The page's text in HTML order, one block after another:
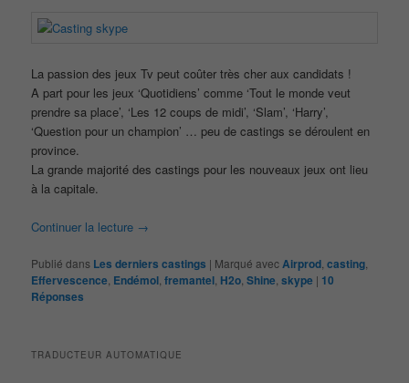
La passion des jeux Tv peut coûter très cher aux candidats !
A part pour les jeux ‘Quotidiens’ comme ‘Tout le monde veut
prendre sa place’, ‘Les 12 coups de midi’, ‘Slam’, ‘Harry’,
‘Question pour un champion’ … peu de castings se déroulent en
province.
La grande majorité des castings pour les nouveaux jeux ont lieu
à la capitale.
Continuer la lecture →
Publié dans Les derniers castings | Marqué avecAirprod ,casting
Effervescence Endémol ,fremantel H2o ,Shine ,skype | 10
Réponses
TRADUCTEUR AUTOMATIQUE